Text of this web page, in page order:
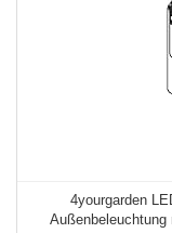
4yourgarden
Außenbeleuchtung